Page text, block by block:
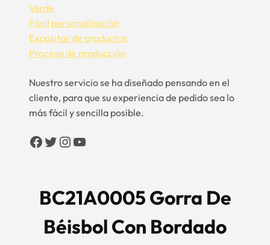
Verde
Fácil personalización
Expositor de productos
Proceso de producción
Nuestro servicio se ha diseñado pensando en el
cliente, para que su experiencia de pedido sea lo
más fácil y sencilla posible.
Facebook Twitter Instagram YouTube
BC21A0005 Gorra De
Béisbol Con Bordado